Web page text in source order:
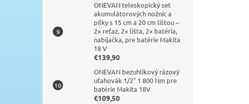
ONEVAN teleskopický set
akumulátorových nožníc a
pílky s 15 cm a 20 cm lištou –
2× reťaz, 2× lišta, 2× batéria,
nabíjačka, pre batérie Makita
18 V
€139,90
ONEVAN bezuhlíkový rázový
uťahovák 1/2" 1 800 Nm pre
batérie Makita 18V
€109,50